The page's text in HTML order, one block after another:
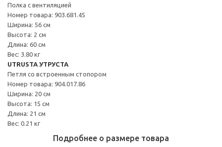
Полка с вентиляцией
Номер товара: 903.681.45
Ширина: 56 см
Высота: 2 см
Длина: 60 см
Вес: 3.80 кг
UTRUSTA УТРУСТА
Петля со встроенным стопором
Номер товара: 904.017.86
Ширина: 20 см
Высота: 15 см
Длина: 21 см
Вес: 0.21 кг
Подробнее о размере товара